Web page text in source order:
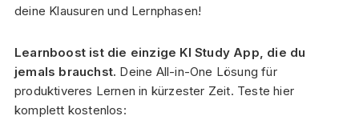
deine Klausuren und Lernphasen!
Learnboost ist die einzige KI Study App, die du
jemals brauchst. Deine All-in-One Lösung für
produktiveres Lernen in kürzester Zeit. Teste hier
komplett kostenlos: